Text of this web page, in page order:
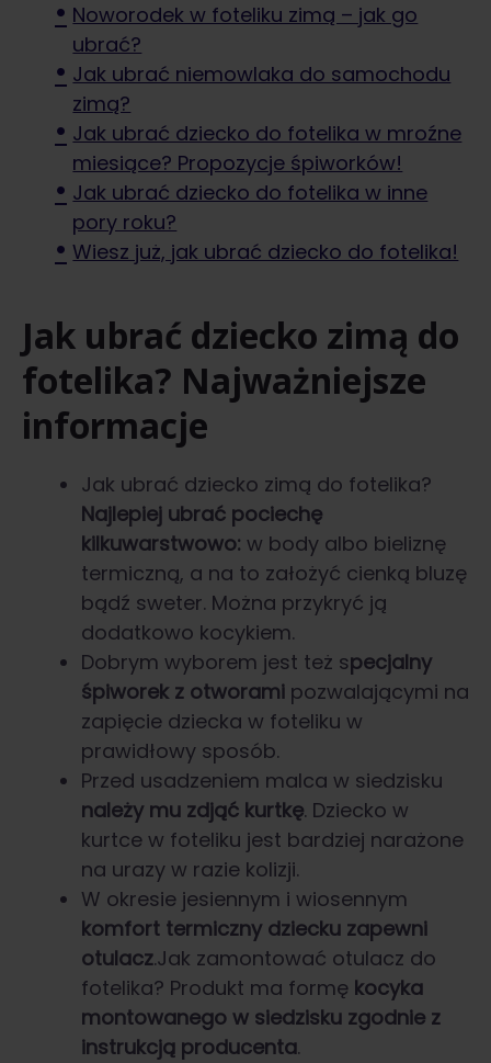
Noworodek w foteliku zimą – jak go
ubrać?
Jak ubrać niemowlaka do samochodu
zimą?
Jak ubrać dziecko do fotelika w mroźne
miesiące? Propozycje śpiworków!
Jak ubrać dziecko do fotelika w inne
pory roku?
Wiesz już, jak ubrać dziecko do fotelika!
Jak ubrać dziecko zimą do
fotelika? Najważniejsze
informacje
Jak ubrać dziecko zimą do fotelika?
Najlepiej ubrać pociechę
kilkuwarstwowo: w body albo bieliznę
termiczną, a na to założyć cienką bluzę
bądź sweter. Można przykryć ją
dodatkowo kocykiem.
Dobrym wyborem jest też specjalny
śpiworek z otworami pozwalającymi na
zapięcie dziecka w foteliku w
prawidłowy sposób.
Przed usadzeniem malca w siedzisku
należy mu zdjąć kurtkę. Dziecko w
kurtce w foteliku jest bardziej narażone
na urazy w razie kolizji.
W okresie jesiennym i wiosennym
komfort termiczny dziecku zapewni
otulacz.Jak zamontować otulacz do
fotelika? Produkt ma formę kocyka
montowanego w siedzisku zgodnie z
instrukcją producenta.